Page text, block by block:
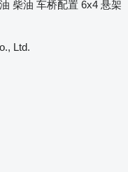
柴油 车桥配置 6x4 悬架
Ltd.